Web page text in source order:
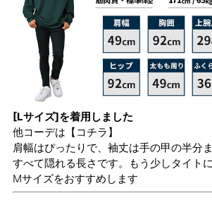
[Lサイズ]を着用しました
他コーデは 【コチラ】
肩幅はぴったりで、袖丈は手の甲の半分
すべて隠れる長さです。もう少しタイト
Mサイズをおすすめします